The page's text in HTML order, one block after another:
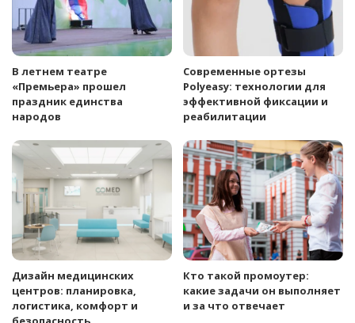
В летнем театре
«Премьера» прошел
праздник единства
народов
Современные ортезы
Polyeasy: технологии для
эффективной фиксации и
реабилитации
Дизайн медицинских
центров: планировка,
логистика, комфорт и
Кто такой промоутер:
какие задачи он выполняет
и за что отвечает